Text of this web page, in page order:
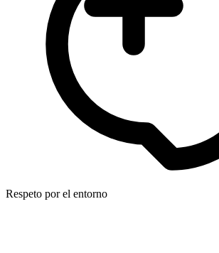
Respeto por el entorno